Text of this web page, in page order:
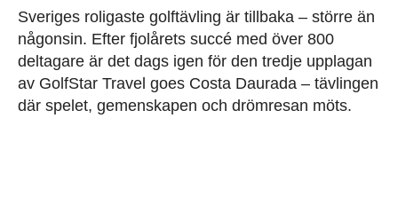
Sveriges roligaste golftävling är tillbaka – större än
någonsin. Efter fjolårets succé med över 800
deltagare är det dags igen för den tredje upplagan
av GolfStar Travel goes Costa Daurada – tävlingen
där spelet, gemenskapen och drömresan möts.